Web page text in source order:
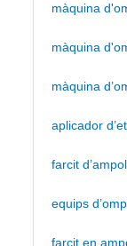
màquina
màquina
màquina
aplicador
farcit
equips
farcit en